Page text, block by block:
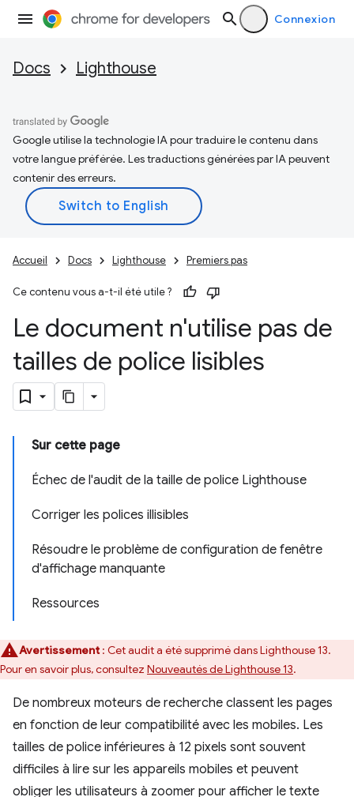
Connexion
Docs Lighthouse
Google utilise la technologie IA pour traduire le contenu dans
votre langue préférée. Les traductions générées par IA peuvent
contenir des erreurs.
Accueil Docs Lighthouse Premiers pas
Ce contenu vous a-t-il été utile ?
Le document n'utilise pas de
tailles de police lisibles
Sur cette page
Échec de l'audit de la taille de police Lighthouse
Corriger les polices illisibles
Résoudre le problème de configuration de fenêtre
d'affichage manquante
Ressources
Avertissement: Cet audit a été supprimé dans Lighthouse 13.
Pour en savoir plus, consultez Nouveautés de Lighthouse 13.
De nombreux moteurs de recherche classent les pages
en fonction de leur compatibilité avec les mobiles. Les
tailles de police inférieures à 12 pixels sont souvent
difficiles à lire sur les appareils mobiles et peuvent
obliger les utilisateurs à zoomer pour afficher le texte